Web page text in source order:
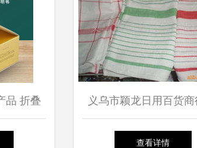
品 折叠
与采购
义乌市颖龙日用百货商
选毛巾产品列表，打造
查看详情